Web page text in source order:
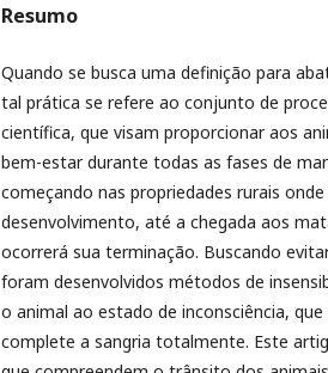
Resumo
Quando se busca uma definição para
tal prática se refere ao conjunto de
científica, que visam proporcionar aos
bem-estar durante todas as fases de
começando nas propriedades rurais
desenvolvimento, até a chegada aos
ocorrerá sua terminação. Buscando
foram desenvolvidos métodos de
o animal ao estado de inconsciência,
complete a sangria totalmente. Este